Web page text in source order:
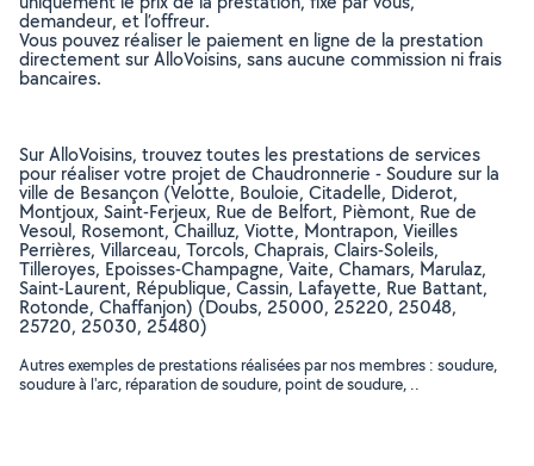
demandeur, et l’offreur.
Vous pouvez réaliser le paiement en ligne de la prestation
directement sur AlloVoisins, sans aucune commission ni frais
bancaires.
Sur AlloVoisins, trouvez toutes les prestations de services
pour réaliser votre projet de Chaudronnerie - Soudure sur la
ville de Besançon (Velotte, Bouloie, Citadelle, Diderot,
Montjoux, Saint-Ferjeux, Rue de Belfort, Pièmont, Rue de
Vesoul, Rosemont, Chailluz, Viotte, Montrapon, Vieilles
Perrières, Villarceau, Torcols, Chaprais, Clairs-Soleils,
Tilleroyes, Epoisses-Champagne, Vaite, Chamars, Marulaz,
Saint-Laurent, République, Cassin, Lafayette, Rue Battant,
Rotonde, Chaffanjon) (Doubs, 25000, 25220, 25048,
25720, 25030, 25480)
Autres exemples de prestations réalisées par nos membres : soudure,
soudure à l'arc, réparation de soudure, point de soudure, ..